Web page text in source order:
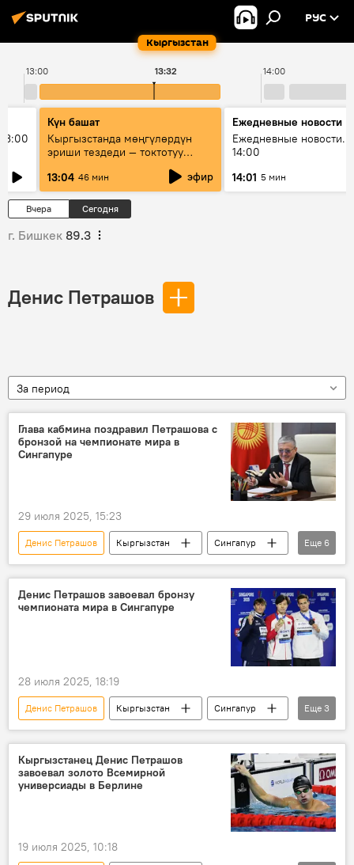
Кыргызстан
РУС
13:00 14:00
13:32
Күн башат
Кыргызстанда мөңгүлөрдүн
эриши тездеди — токтотуу
13:04 46 мин эфир
Ежедневные новости
Ежедневные новости.
14:00
14:01 5 мин
Вчера Сегодня
г. Бишкек 89.3
Денис Петрашов
За период
Глава кабмина поздравил Петрашова с
бронзой на чемпионате мира в
Сингапуре
29 июля 2025, 15:23
Денис Петрашов Кыргызстан
Сингапур
чемпионат мира
бронза
победа
кабинет министров
Адылбек Касымалиев
фото
Еще 6
Денис Петрашов завоевал бронзу
чемпионата мира в Сингапуре
28 июля 2025, 18:19
Денис Петрашов Кыргызстан
Сингапур
плавание
чемпионат мира спорт
Еще 3
Кыргызстанец Денис Петрашов
завоевал золото Всемирной
универсиады в Берлине
19 июля 2025, 10:18